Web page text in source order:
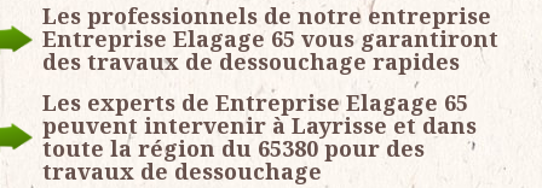
Les professionnels de notre entreprise
Entreprise Elagage 65 vous garantiront
des travaux de dessouchage rapides
Les experts de Entreprise Elagage 65
peuvent intervenir à Layrisse et dans
toute la région du 65380 pour des
travaux de dessouchage